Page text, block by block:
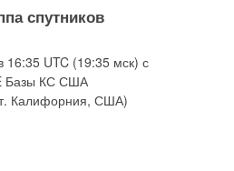
спутников
16:35 UTC (19:35 мск) с
Базы КС США
Калифорния, США)